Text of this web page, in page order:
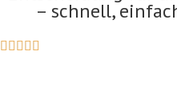
– schnell,